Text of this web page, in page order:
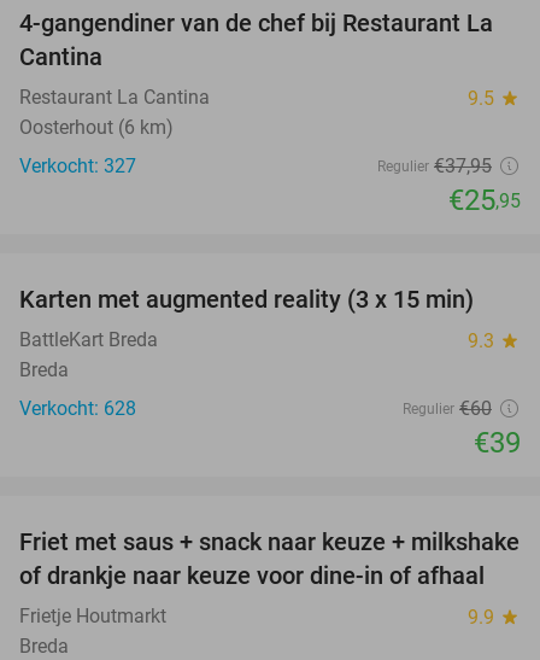
32%
4-gangendiner van de chef bij Restaurant La
Cantina
Restaurant La Cantina 9.5 star
Oosterhout (6 km)
Verkocht: 327
Regulier €37,95
€25,95
35%
Karten met augmented reality (3 x 15 min)
BattleKart Breda 9.3 star
Breda
Verkocht: 628
Regulier €60
€39
50%
Friet met saus + snack naar keuze + milkshake
of drankje naar keuze voor dine-in of afhaal
Frietje Houtmarkt 9.9 star
Breda